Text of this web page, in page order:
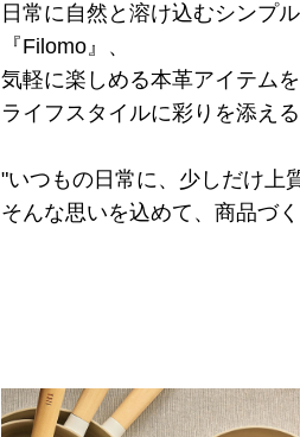
日常に自然と溶け込むシンプ
『Filomo』、
気軽に楽しめる本革アイテム
ライフスタイルに彩りを添え
"いつもの日常に、少しだけ上
そんな思いを込めて、商品づ